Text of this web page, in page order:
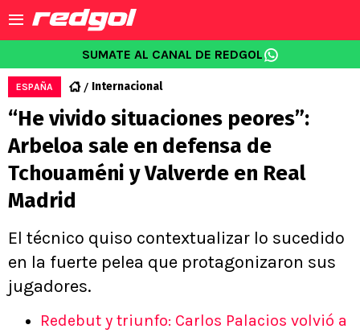
SUMATE AL CANAL DE REDGOL
ESPAÑA Internacional
“He vivido situaciones peores”:
Arbeloa sale en defensa de
Tchouaméni y Valverde en Real
Madrid
El técnico quiso contextualizar lo sucedido
en la fuerte pelea que protagonizaron sus
jugadores.
Redebut y triunfo: Carlos Palacios volvió a